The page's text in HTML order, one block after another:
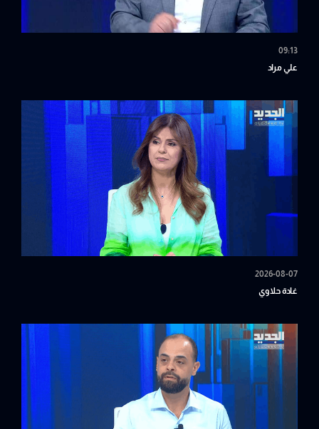
09:13
علي مراد
2026-08-07
غادة حلاوي